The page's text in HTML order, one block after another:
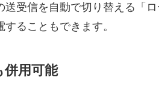
送受信を自動で切り替える「
ることもできます。
併用可能